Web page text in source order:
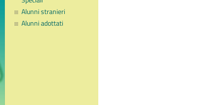
Alunni stranieri
Alunni adottati